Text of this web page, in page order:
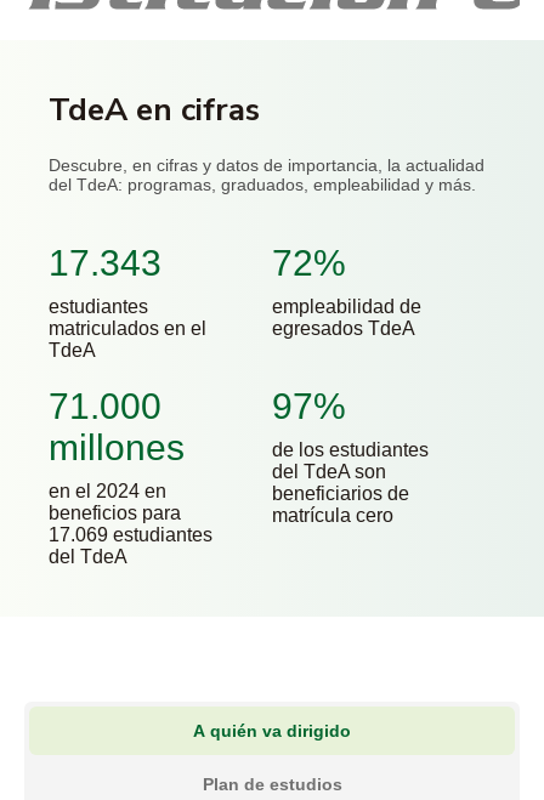
TdeA en cifras
Descubre, en cifras y datos de importancia, la actualidad
del TdeA: programas, graduados, empleabilidad y más.
17.343
estudiantes
matriculados en el
TdeA
72%
empleabilidad de
egresados TdeA
71.000
millones
en el 2024 en
beneficios para
17.069 estudiantes
del TdeA
97%
de los estudiantes
del TdeA son
beneficiarios de
matrícula cero
A quién va dirigido
Plan de estudios